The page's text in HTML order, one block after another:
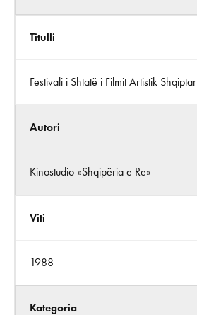
Titulli
Festivali i Shtatë i Filmit Artistik Shqiptar
Autori
Kinostudio «Shqipëria e Re»
Viti
1988
Kategoria